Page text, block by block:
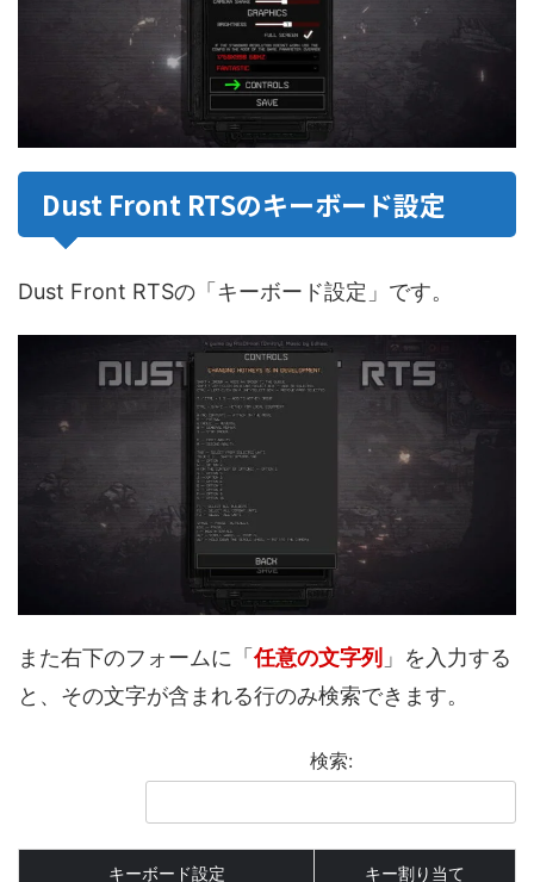
Dust Front RTSのキーボード設定
Dust Front RTSの「キーボード設定」です。
また右下のフォームに「任意の文字列 」を入力する
と、その文字が含まれる行のみ検索できます。
検索:
キーボード設定 キー割り当て